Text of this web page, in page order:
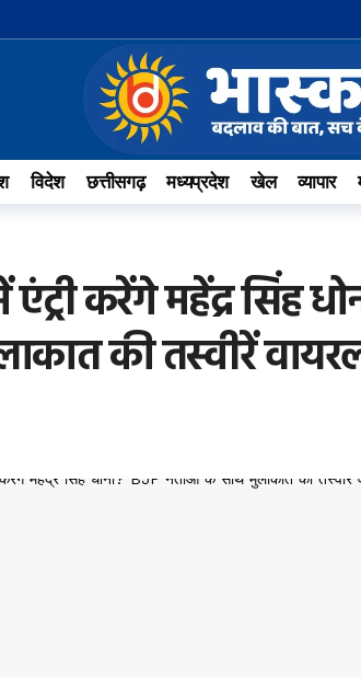
विदेश छत्तीसगढ़ मध्यप्रदेश खेल व्यापार
करेंगे महेंद्र सिंह
की तस्वीरें